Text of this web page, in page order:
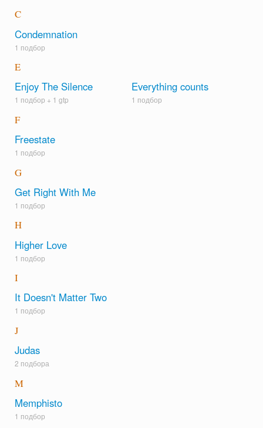
C
Condemnation
1 подбор
E
Enjoy The Silence
1 подбор + 1 gtp
Everything counts
1 подбор
F
Freestate
1 подбор
G
Get Right With Me
1 подбор
H
Higher Love
1 подбор
I
It Doesn't Matter Two
1 подбор
J
Judas
2 подбора
M
Memphisto
1 подбор